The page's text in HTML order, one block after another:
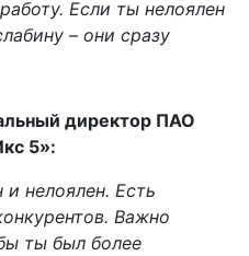
Если ты нелоялен
– они сразу
директор ПАО
5»:
и нелоялен. Есть
Важно
ты был более